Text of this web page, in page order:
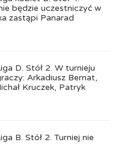
będzie uczestniczyć w
zastąpi Panarad
D. Stół 2. W turnieju
Arkadiusz Bernat,
Kruczek, Patryk
B. Stół 2. Turniej nie